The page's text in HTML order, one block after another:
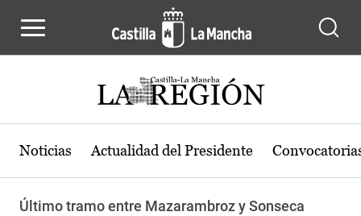
Noticias Actualidad del Presidente
Último tramo entre Mazarambroz y Sonseca